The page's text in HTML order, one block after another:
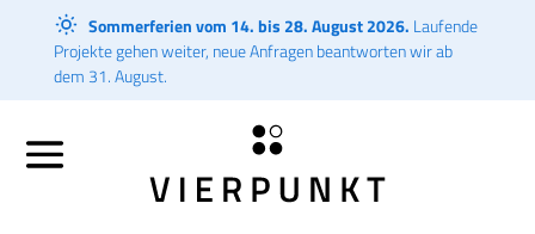
Sommerferien vom 14. bis 28. August 2026. Laufende
Projekte gehen weiter, neue Anfragen beantworten wir ab
dem 31. August.